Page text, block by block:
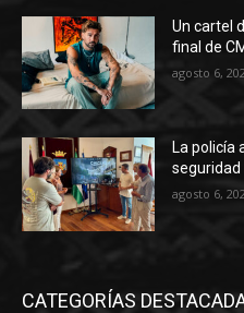
Un cartel
final de
agosto 6,
La policía
agosto 6,
CATEGORÍAS